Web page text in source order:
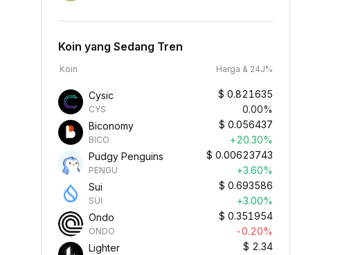
Koin yang Sedang Tren
Koin Harga & 24J%
Cysic
CYS
$ 0.821635
0.00%
Biconomy
BICO
$ 0.056437
+20.30%
Pudgy Penguins
PENGU
$ 0.00623743
+3.60%
Sui
SUI
$ 0.693586
+3.00%
Ondo
ONDO
$ 0.351954
-0.20%
Lighter
$ 2.34